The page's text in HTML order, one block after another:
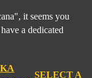
it seems you
a dedicated
SELECT A